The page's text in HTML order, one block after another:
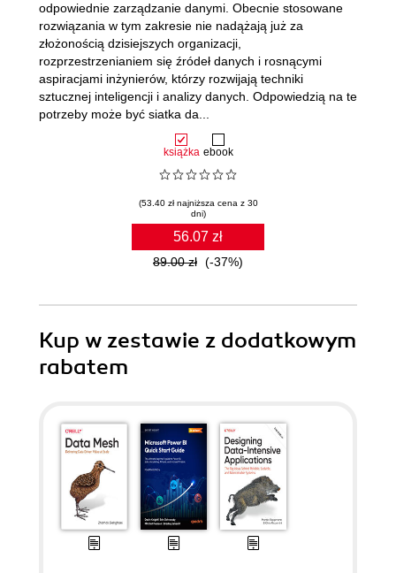
książka ebook
(53.40 zł najniższa cena z 30
dni)
56.07 zł
89.00 zł (-37%)
odpowiednie zarządzanie danymi. Obecnie stosowane
rozwiązania w tym zakresie nie nadążają już za
złożonością dzisiejszych organizacji,
rozprzestrzenianiem się źródeł danych i rosnącymi
aspiracjami inżynierów, którzy rozwijają techniki
sztucznej inteligencji i analizy danych. Odpowiedzią na te
potrzeby może być siatka da...
Kup w zestawie z dodatkowym
rabatem